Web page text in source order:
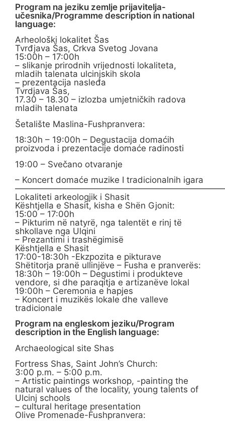
Program na jeziku zemlje prijavitelja-
učesnika/Programme description in national
language:
Arheološki lokalitet Šas
Tvrđjava Šas, Crkva Svetog Jovana
15:00h – 17:00h
– slikanje prirodnih vrijednosti lokaliteta,
mladih talenata ulcinjskih skola
– prezentacija nasleđa
Tvrdjava Šas,
17.30 – 18.30 – izlozba umjetničkih radova
mladih talenata
Šetalište Maslina-Fushpranvera:
18:30h – 19:00h – Degustacija domaćih
proizvoda i prezentacije domaće radinosti
19:00 – Svečano otvaranje
– Koncert domaće muzike I tradicionalnih igara
Lokaliteti arkeologjik i Shasit
Kështjella e Shasit, kisha e Shën Gjonit:
15:00 – 17:00h
– Pikturim në natyrë, nga talentët e rinj të
shkollave nga Ulqini
– Prezantimi i trashëgimisë
Kështjella e Shasit
17:00-18:30h -Ekzpozita e pikturave
Shëtitorja pranë ullinjëve – Fusha e pranverës:
18:30h – 19:00h – Degustimi i produkteve
vendore, si dhe paraqitja e artizanëve lokal
19:00h – Ceremonia e hapjes
– Koncert i muzikës lokale dhe valleve
tradicionale
Program na engleskom jeziku/Program
description in the English language:
Archaeological site Shas
Fortress Shas, Saint John’s Church:
3:00 p.m. – 5:00 p.m.
– Artistic paintings workshop, -painting the
natural values of the locality, young talents of
Ulcinj schools
– cultural heritage presentation
Olive Promenade-Fushpranvera: